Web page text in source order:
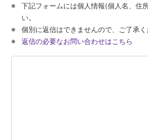
下記フォームには個人情報(個人名、住
い。
個別に返信はできませんので、ご了承く
返信の必要なお問い合わせはこちら